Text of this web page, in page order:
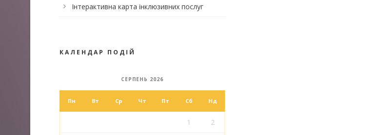
Інтерактивна карта інклюзивних послуг
КАЛЕНДАР ПОДІЙ
СЕРПЕНЬ 2026
Пн Вт Ср Чт Пт Сб Нд
1 2